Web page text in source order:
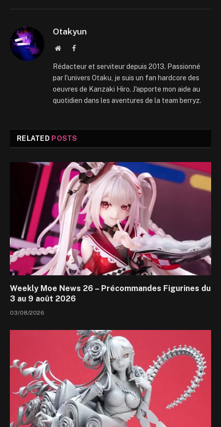
Otakyun
WebsiteFacebook
Rédacteur et serviteur depuis 2013. Passionné
par l'univers Otaku, je suis un fan hardcore des
oeuvres de Kanzaki Hiro. J'apporte mon aide au
quotidien dans les aventures de la team berryz.
RELATED POSTS
Weekly Moe News 26 – Précommandes Figurines du
3 au 9 août 2026
03/08/2026